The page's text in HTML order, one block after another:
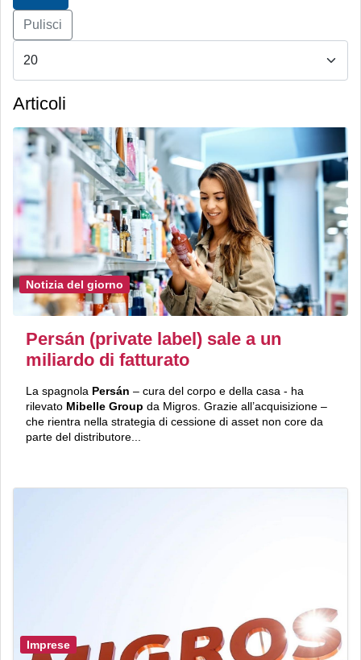
Pulisci
Articoli
Notizia del giorno
Persán (private label) sale a un
miliardo di fatturato
La spagnola Persán – cura del corpo e della casa - ha
rilevato Mibelle Group da Migros. Grazie all’acquisizione –
che rientra nella strategia di cessione di asset non core da
parte del distributore...
Imprese